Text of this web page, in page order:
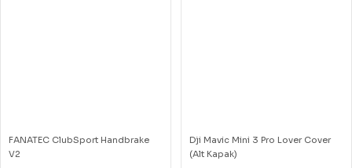
FANATEC ClubSport Handbrake
V2
Dji Mavic Mini 3 Pro Lover Cover
(Alt Kapak)